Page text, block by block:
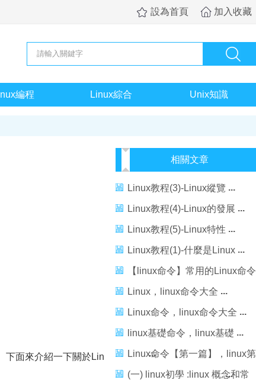
設為首頁 加入收藏
編程 Linux綜合 Unix知識
下面來介紹一下關於Lin
相關文章
Linux教程(3)-Linux縱覽
Linux教程(4)-Linux的發展
Linux教程(5)-Linux特性
Linux教程(1)-什麼是Linux
【linux命令】常用的Linux命令
Linux，linux命令大全
Linux命令，linux命令大全
linux基礎命令，linux基礎
Linux命令【第一篇】，linux第
一篇
(一) linux初學 :linux 概念和常